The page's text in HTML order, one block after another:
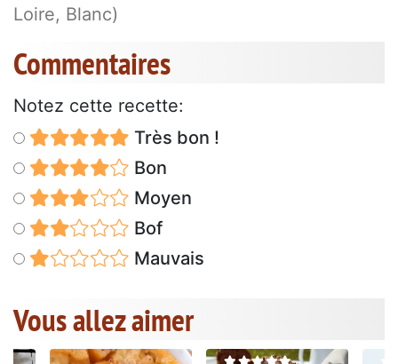
Loire, Blanc)
Commentaires
Notez cette recette:
Très bon !
Bon
Moyen
Bof
Mauvais
Vous allez aimer